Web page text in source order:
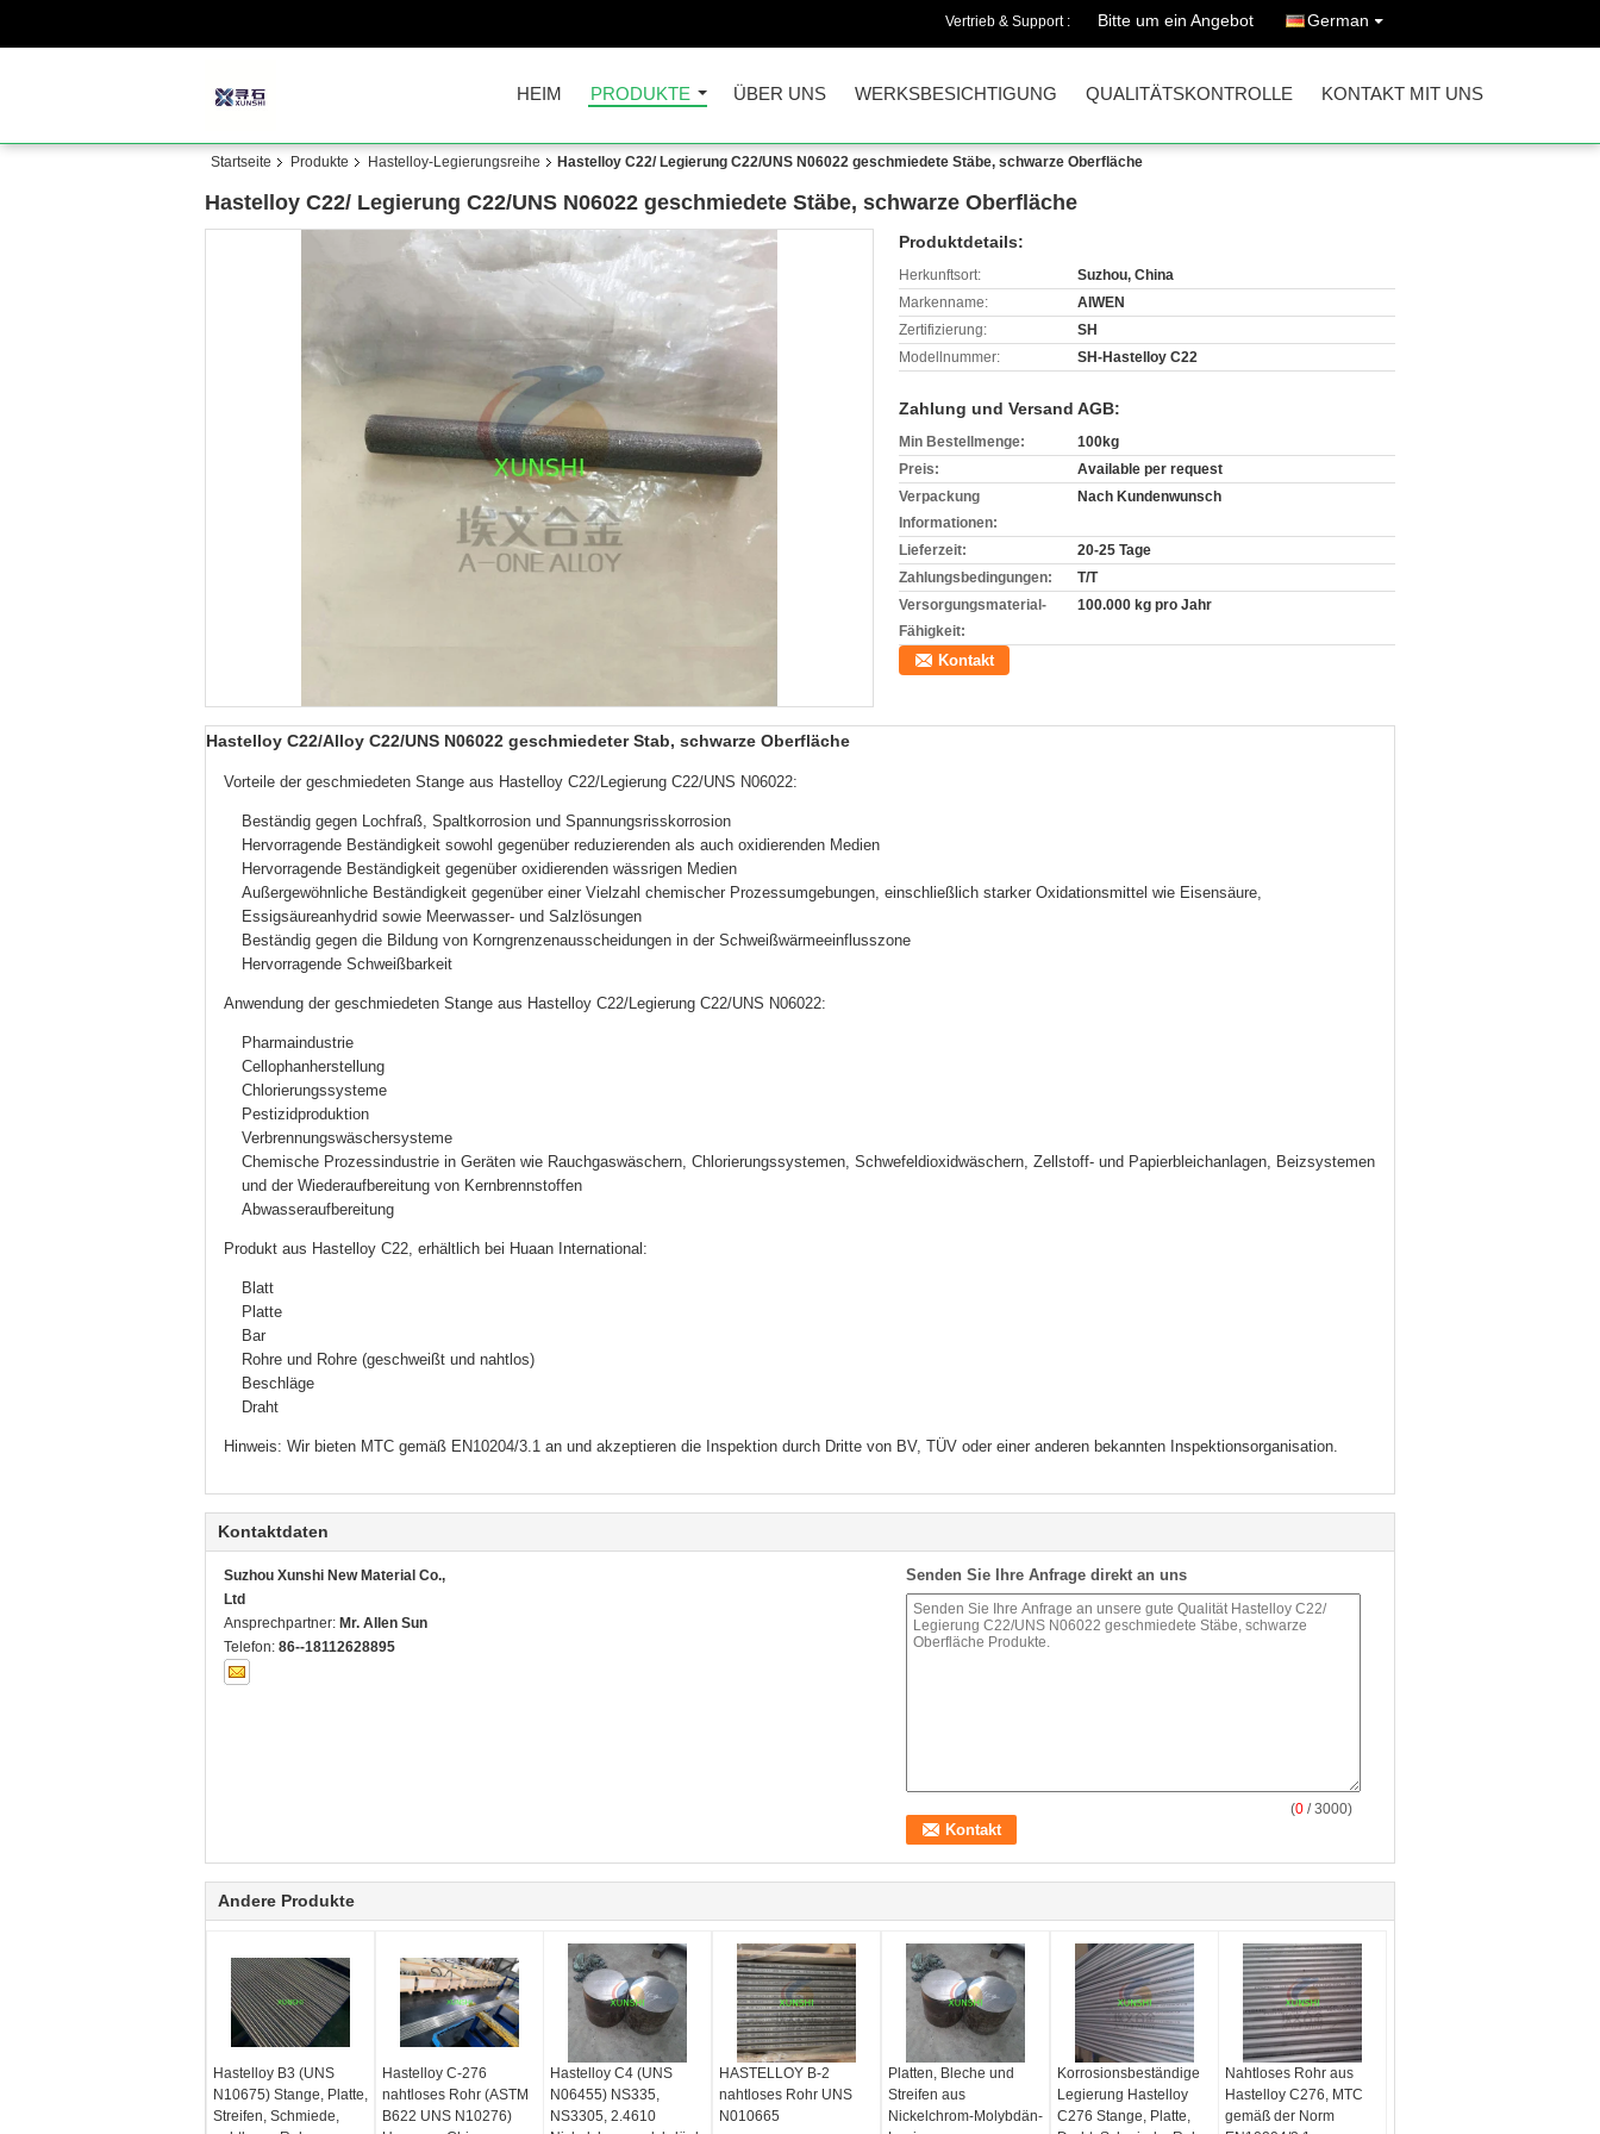
Vertrieb & Support : Bitte um ein Angebot German
HEIM PRODUKTE ÜBER UNS WERKSBESICHTIGUNG QUALITÄTSKONTROLLE KONTAKT MIT UNS
Startseite Produkte Hastelloy-Legierungsreihe Hastelloy C22/ Legierung C22/UNS N06022 geschmiedete Stäbe, schwarze Oberfläche
Hastelloy C22/ Legierung C22/UNS N06022 geschmiedete Stäbe, schwarze Oberfläche
Produktdetails:
Herkunftsort:
Suzhou, China
Markenname:
AIWEN
Zertifizierung:
SH
Modellnummer:
SH-Hastelloy C22
Zahlung und Versand AGB:
Min Bestellmenge:
100kg
Preis:
Available per request
Verpackung
Informationen:
Nach Kundenwunsch
Lieferzeit:
20-25 Tage
Zahlungsbedingungen:
T/T
Versorgungsmaterial-
Fähigkeit:
100.000 kg pro Jahr
Kontakt
Hastelloy C22/Alloy C22/UNS N06022 geschmiedeter Stab, schwarze Oberfläche
Vorteile der geschmiedeten Stange aus Hastelloy C22/Legierung C22/UNS N06022:
Beständig gegen Lochfraß, Spaltkorrosion und Spannungsrisskorrosion
Hervorragende Beständigkeit sowohl gegenüber reduzierenden als auch oxidierenden Medien
Hervorragende Beständigkeit gegenüber oxidierenden wässrigen Medien
Außergewöhnliche Beständigkeit gegenüber einer Vielzahl chemischer Prozessumgebungen, einschließlich starker Oxidationsmittel wie Eisensäure,
Essigsäureanhydrid sowie Meerwasser- und Salzlösungen
Beständig gegen die Bildung von Korngrenzenausscheidungen in der Schweißwärmeeinflusszone
Hervorragende Schweißbarkeit
Anwendung der geschmiedeten Stange aus Hastelloy C22/Legierung C22/UNS N06022:
Pharmaindustrie
Cellophanherstellung
Chlorierungssysteme
Pestizidproduktion
Verbrennungswäschersysteme
Chemische Prozessindustrie in Geräten wie Rauchgaswäschern, Chlorierungssystemen, Schwefeldioxidwäschern, Zellstoff- und Papierbleichanlagen, Beizsystemen
und der Wiederaufbereitung von Kernbrennstoffen
Abwasseraufbereitung
Produkt aus Hastelloy C22, erhältlich bei Huaan International:
Blatt
Platte
Bar
Rohre und Rohre (geschweißt und nahtlos)
Beschläge
Draht
Hinweis: Wir bieten MTC gemäß EN10204/3.1 an und akzeptieren die Inspektion durch Dritte von BV, TÜV oder einer anderen bekannten Inspektionsorganisation.
Kontaktdaten
Suzhou Xunshi New Material Co.,
Ltd
Ansprechpartner: Mr. Allen Sun
Telefon: 86--18112628895
Senden Sie Ihre Anfrage direkt an uns
(0 / 3000)
Andere Produkte
Hastelloy B3 (UNS
N10675) Stange, Platte,
Streifen, Schmiede,
Hastelloy C-276
nahtloses Rohr (ASTM
B622 UNS N10276)
Hastelloy C4 (UNS
N06455) NS335,
NS3305, 2.4610
HASTELLOY B-2
nahtloses Rohr UNS
N010665
Platten, Bleche und
Streifen aus
Nickelchrom-Molybdän-
Korrosionsbeständige
Legierung Hastelloy
C276 Stange, Platte,
Nahtloses Rohr aus
Hastelloy C276, MTC
gemäß der Norm